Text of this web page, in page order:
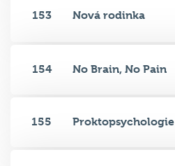
153 Nová rodinka
154 No Brain, No Pain
155 Proktopsychologie